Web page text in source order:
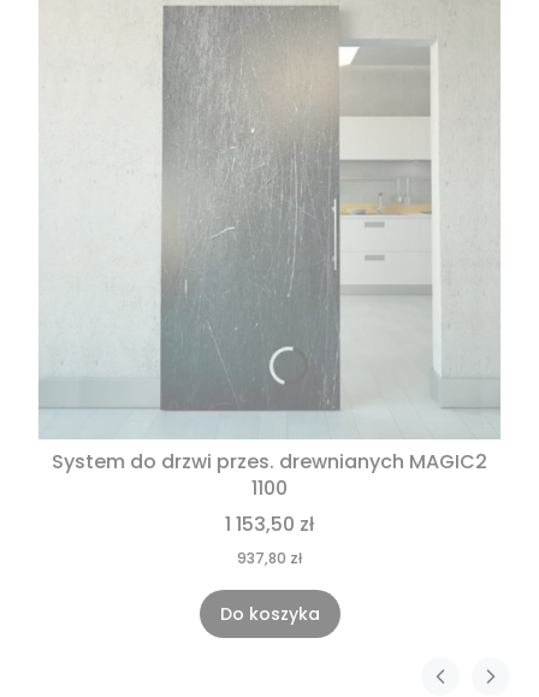
System do drzwi przes. drewnianych MAGIC2
1100
1 153,50 zł
937,80 zł
Do koszyka